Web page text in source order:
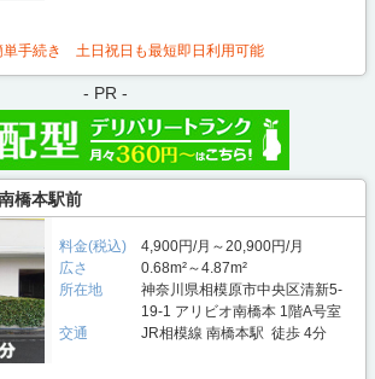
単手続き 土日祝日も最短即日利用可能
- PR -
橋本駅前
料金(税込)
4,900円/月～20,900円/月
広さ
0.68m²～4.87m²
所在地
神奈川県相模原市中央区清新5-
19-1 アリビオ南橋本 1階A号室
交通
JR相模線 南橋本駅 徒歩 4分